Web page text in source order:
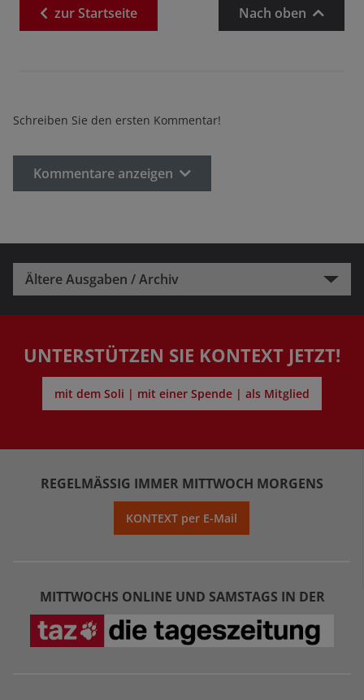
zurStartseite Nach oben
Schreiben Sie den ersten Kommentar!
Kommentare anzeigen
Ältere Ausgaben / Archiv
UNTERSTÜTZEN SIE KONTEXT JETZT!
mit dem Soli | mit einer Spende | als Mitglied
REGELMÄSSIG IMMER MITTWOCH MORGENS
KONTEXT per E-Mail
MITTWOCHS ONLINE UND SAMSTAGS IN DER